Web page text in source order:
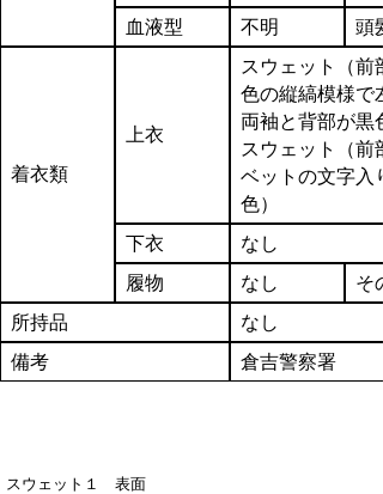
血液型 不明 頭髪
着衣類
上衣
スウェット（前
色の縦縞模様で
両袖と背部が黒
スウェット（前
ベットの文字入
色）
下衣
なし
履物
なし
そ
所持品
なし
備考
倉吉警察署
スウェット１ 表面